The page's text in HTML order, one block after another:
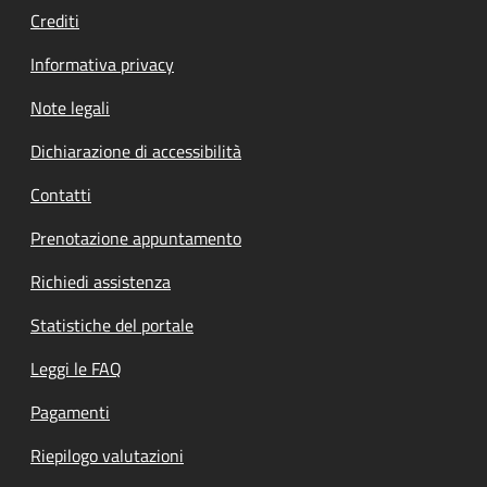
Crediti
Informativa privacy
Note legali
Dichiarazione di accessibilità
Contatti
Prenotazione appuntamento
Richiedi assistenza
Statistiche del portale
Leggi le FAQ
Pagamenti
Riepilogo valutazioni